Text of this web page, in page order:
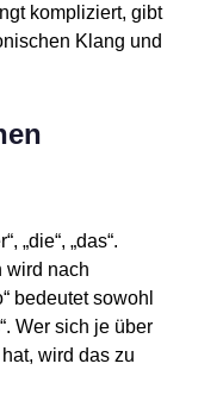
kompliziert, gibt
Klang und
„die“, „das“.
wird nach
bedeutet sowohl
Wer sich je über
wird das zu